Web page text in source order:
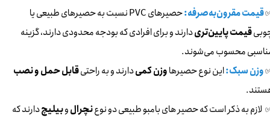
قیمت مقرون‌به‌صرفه:
حصیرهای PVC نسبت به حصیرهای طبیعی یا
قیمت پایین‌تریدارند و برای افرادی که بودجه محدودی دارند، گزینه
محسوب می‌شوند.
وزن سبک:این نوع حصیرهاوزن کمیدارند و به راحتیقابل حمل و نصب
لازم به ذکر است که حصیر های بامبو طبیعی دو نوعنچرالوبیلیچدارند که